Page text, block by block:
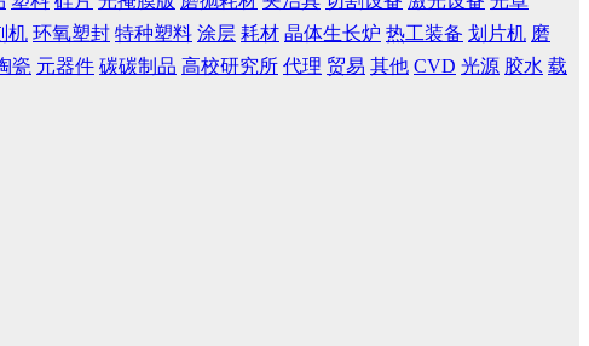
机 环氧塑封 特种塑料 涂层 耗材 晶体生长炉 热工装备 划片机 磨
瓷 元器件 碳碳制品 高校研究所 代理 贸易 其他 CVD 光源 胶水 载